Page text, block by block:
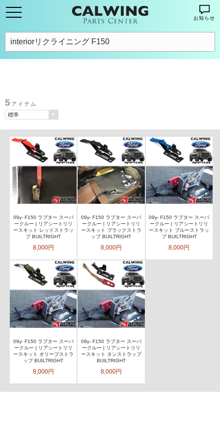
お知らせ
5 アイテム
09y- F150 ラプター スーパ
ークルー | リアシートリリ
ースキット レッドストラッ
プ BUILTRIGHT
8,000円
09y- F150 ラプター スーパ
ークルー | リアシートリリ
ースキット ブラックストラ
ップ BUILTRIGHT
8,000円
09y- F150 ラプター スーパ
ークルー | リアシートリリ
ースキット ブルーストラッ
プ BUILTRIGHT
8,000円
09y- F150 ラプター スーパ
ークルー | リアシートリリ
ースキット オリーブストラ
ップ BUILTRIGHT
8,000円
09y- F150 ラプター スーパ
ークルー | リアシートリリ
ースキット タンストラップ
BUILTRIGHT
8,000円